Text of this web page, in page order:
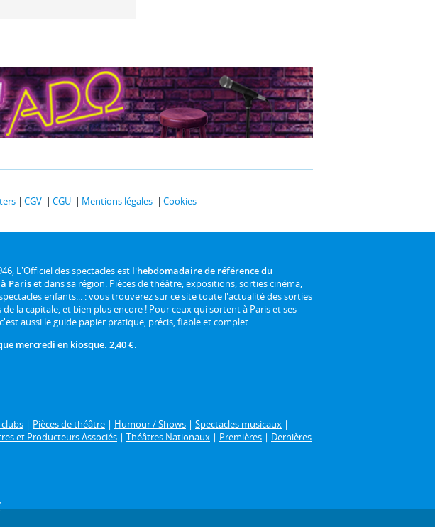
CGV CGU Mentions légales Cookies
L'Officiel des spectacles est l'hebdomadaire de référence du
Pariset dans sa région. Pièces de théâtre, expositions, sorties cinéma,
enfants... : vous trouverez sur ce site toute l'actualité des sorties
la capitale, et bien plus encore ! Pour ceux qui sortent à Paris et ses
aussi le guide papier pratique, précis, fiable et complet.
mercredi en kiosque. 2,40 €.
| Pièces de théâtre | Humour / Shows | Spectacles musicaux |
et Producteurs Associés | Théâtres Nationaux | Premières | Dernières